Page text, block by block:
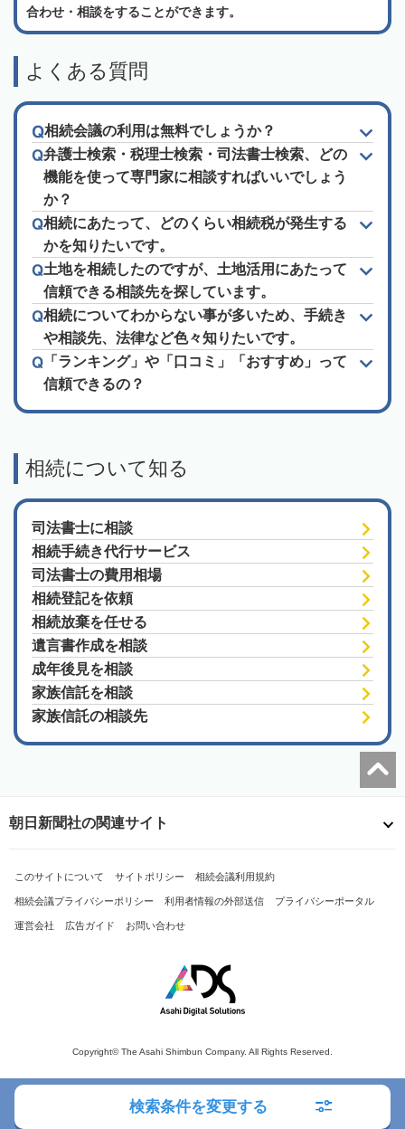
合わせ・相談をすることができます。
よくある質問
相続会議の利用は無料でしょうか？
弁護士検索・税理士検索・司法書士検索、どの
機能を使って専門家に相談すればいいでしょう
か？
相続にあたって、どのくらい相続税が発生する
かを知りたいです。
土地を相続したのですが、土地活用にあたって
信頼できる相談先を探しています。
相続についてわからない事が多いため、手続き
や相談先、法律など色々知りたいです。
「ランキング」や「口コミ」「おすすめ」って
信頼できるの？
相続について知る
司法書士に相談
相続手続き代行サービス
司法書士の費用相場
相続登記を依頼
相続放棄を任せる
遺言書作成を相談
成年後見を相談
家族信託を相談
家族信託の相談先
検索条件を変更する
朝日新聞社の関連サイト
このサイトについて サイトポリシー 相続会議利用規約
相続会議プライバシーポリシー 利用者情報の外部送信 プライバシーポータル
運営会社 広告ガイド お問い合わせ
Copyright© The Asahi Shimbun Company. All Rights Reserved.